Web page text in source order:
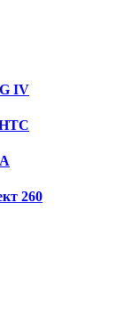
IV
260